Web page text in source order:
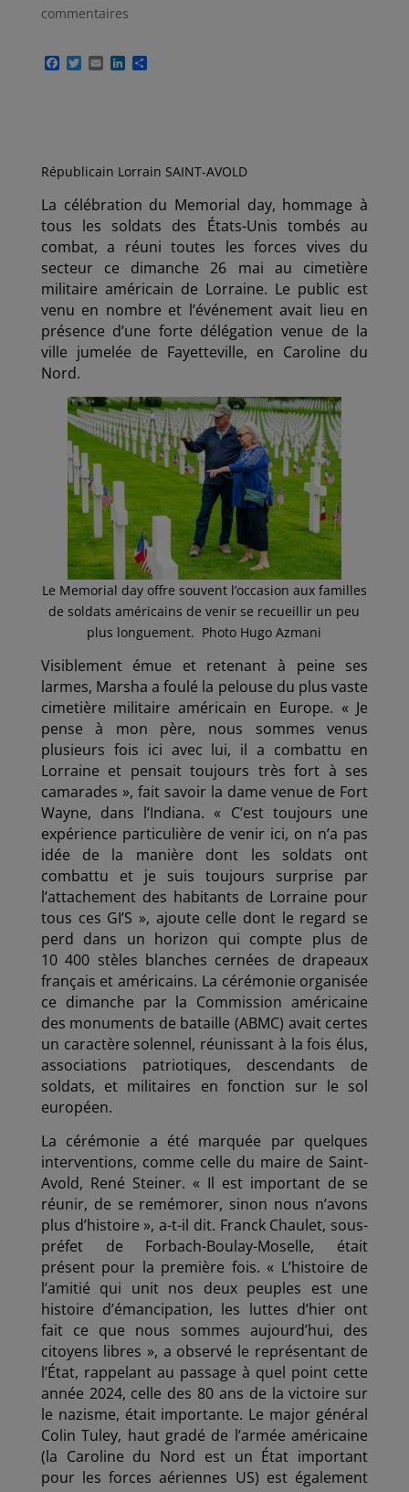
commentaires
F
k
T E L
n
P
r
Républicain Lorrain SAINT-AVOLD
La célébration du Memorial day, hommage à
tous les soldats des États-Unis tombés au
combat, a réuni toutes les forces vives du
secteur ce dimanche 26 mai au cimetière
militaire américain de Lorraine. Le public est
venu en nombre et l’événement avait lieu en
présence d’une forte délégation venue de la
ville jumelée de Fayetteville, en Caroline du
Nord.
Le Memorial day offre souvent l’occasion aux familles
de soldats américains de venir se recueillir un peu
plus longuement. Photo Hugo Azmani
Visiblement émue et retenant à peine ses
larmes, Marsha a foulé la pelouse du plus vaste
cimetière militaire américain en Europe. « Je
pense à mon père, nous sommes venus
plusieurs fois ici avec lui, il a combattu en
Lorraine et pensait toujours très fort à ses
camarades », fait savoir la dame venue de Fort
Wayne, dans l’Indiana. « C’est toujours une
expérience particulière de venir ici, on n’a pas
idée de la manière dont les soldats ont
combattu et je suis toujours surprise par
l’attachement des habitants de Lorraine pour
tous ces GI’S », ajoute celle dont le regard se
perd dans un horizon qui compte plus de
10 400 stèles blanches cernées de drapeaux
français et américains. La cérémonie organisée
ce dimanche par la Commission américaine
des monuments de bataille (ABMC) avait certes
un caractère solennel, réunissant à la fois élus,
associations patriotiques, descendants de
soldats, et militaires en fonction sur le sol
européen.
La cérémonie a été marquée par quelques
interventions, comme celle du maire de Saint-
Avold, René Steiner. « Il est important de se
réunir, de se remémorer, sinon nous n’avons
plus d’histoire », a-t-il dit. Franck Chaulet, sous-
préfet de Forbach-Boulay-Moselle, était
présent pour la première fois. « L’histoire de
l’amitié qui unit nos deux peuples est une
histoire d’émancipation, les luttes d’hier ont
fait ce que nous sommes aujourd’hui, des
citoyens libres », a observé le représentant de
l’État, rappelant au passage à quel point cette
année 2024, celle des 80 ans de la victoire sur
le nazisme, était importante. Le major général
Colin Tuley, haut gradé de l’armée américaine
(la Caroline du Nord est un État important
pour les forces aériennes US) est également